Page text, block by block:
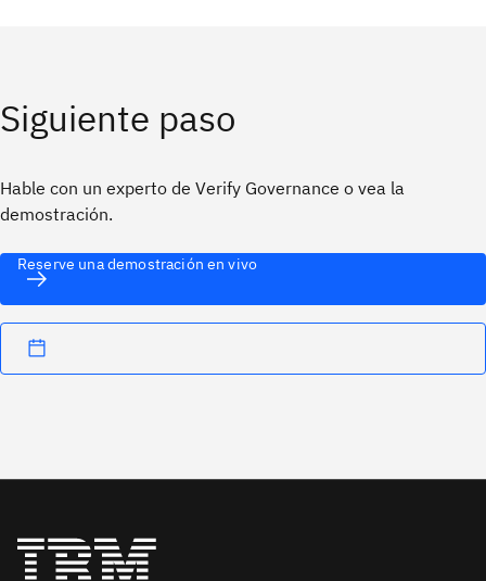
Siguiente paso
Hable con un experto de Verify Governance o vea la
demostración.
Reserve una demostración en vivo